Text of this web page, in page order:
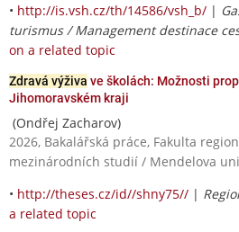
• http://is.vsh.cz/th/14586/vsh_b/ |
turismus / Management destinace
on a related topic
Zdravá výživa ve školách: Možnosti
Jihomoravském kraji
(Ondřej Zacharov)
2026, Bakalářská práce, Fakulta
mezinárodních studií / Mendelova
• http://theses.cz/id//shny75// |
a related topic